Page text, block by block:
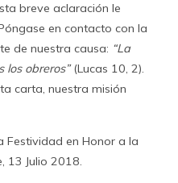
breve aclaración le
en contacto con la
de nuestra causa: “La
los obreros”(Lucas 10, 2).
carta, nuestra misión
Festividad en Honor a la
13 Julio 2018.